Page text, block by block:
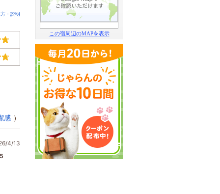
・説明
感 ）
4/13
5
この宿周辺のMAPを表示